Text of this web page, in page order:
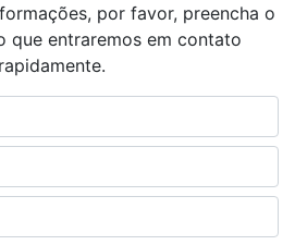
por favor, preencha o
que entraremos em contato
rapidamente.